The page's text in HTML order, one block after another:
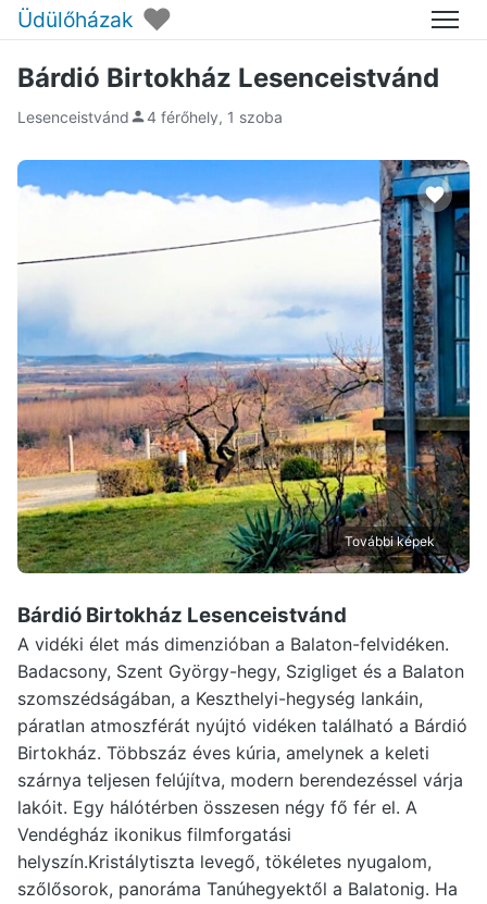
Üdülőházak ♥ Menü
Bárdió Birtokház Lesenceistvánd
Lesenceistvánd 4 férőhely, 1 szoba
További képek
Bárdió Birtokház Lesenceistvánd
A vidéki élet más dimenzióban a Balaton-felvidéken.
Badacsony, Szent György-hegy, Szigliget és a Balaton
szomszédságában, a Keszthelyi-hegység lankáin,
páratlan atmoszférát nyújtó vidéken található a Bárdió
Birtokház. Többszáz éves kúria, amelynek a keleti
szárnya teljesen felújítva, modern berendezéssel várja
lakóit. Egy hálótérben összesen négy fő fér el. A
Vendégház ikonikus filmforgatási
helyszín.Kristálytiszta levegő, tökéletes nyugalom,
szőlősorok, panoráma Tanúhegyektől a Balatonig. Ha